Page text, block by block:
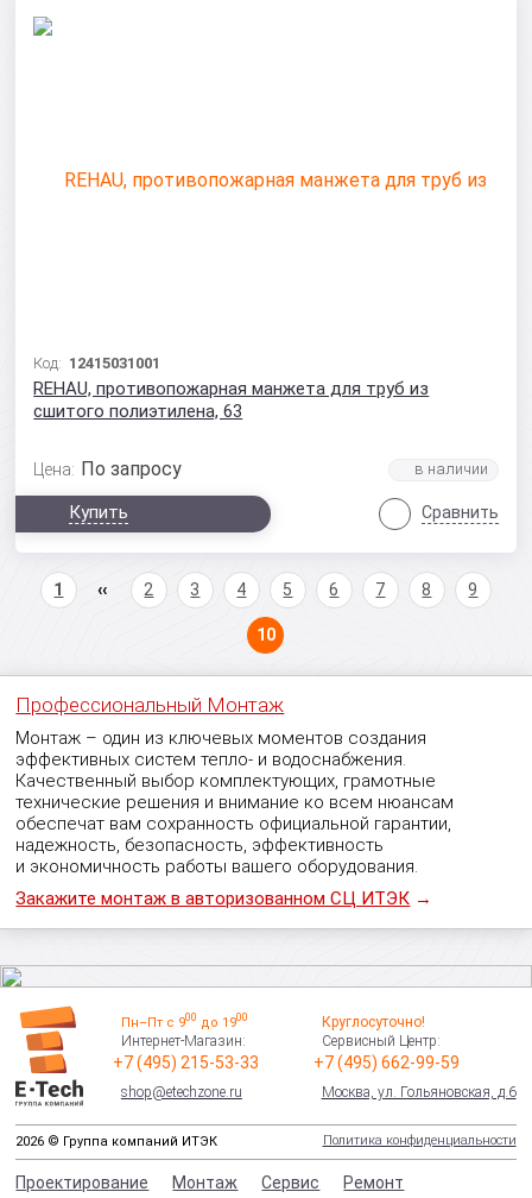
Код: 12415031001
REHAU, противопожарная манжета для труб из
сшитого полиэтилена, 63
Цена: По запросу
Купить Сравнить
1 2 3 4 5 6 7 8 9
10
Профессиональный Монтаж
Монтаж – один из ключевых моментов создания
эффективных систем тепло- и водоснабжения.
Качественный выбор комплектующих, грамотные
технические решения и внимание ко всем нюансам
обеспечат вам сохранность официальной гарантии,
надежность, безопасность, эффективность
и экономичность работы вашего оборудования.
Закажите монтаж в авторизованном СЦ ИТЭК →
Пн–Пт с 900 до 1900
Интернет-Магазин:
+7 (495) 215-53-33
shop@etechzone.ru
Круглосуточно!
Сервисный Центр:
+7 (495) 662-99-59
Москва, ул. Гольяновская, д.6
2026 © Группа компаний ИТЭК Политика конфиденциальности
Проектирование Монтаж Сервис Ремонт